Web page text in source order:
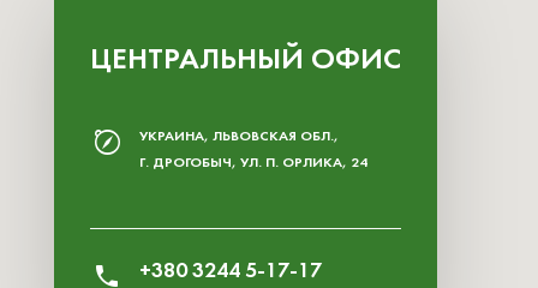
ЦЕНТРАЛЬНЫЙ ОФИС
УКРАИНА, ЛЬВОВСКАЯ ОБЛ.,
Г. ДРОГОБЫЧ, УЛ. П. ОРЛИКА, 24
+380 3244 5-17-17